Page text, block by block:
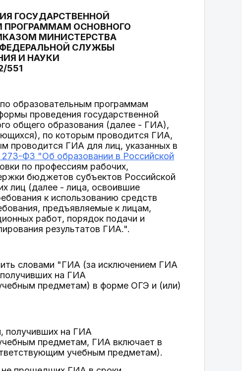
ГОСУДАРСТВЕННОЙ
ПРОГРАММАМ ОСНОВНОГО
МИНИСТЕРСТВА
СЛУЖБЫ
И НАУКИ
551
образовательным программам
проведения государственной
общего образования (далее - ГИА),
по которым проводится ГИА,
проводится ГИА для лиц, указанных в
273-ФЗ "Об образовании в Российской
по профессиям рабочих,
бюджетов субъектов Российской
лиц (далее - лица, освоившие
к использованию средств
предъявляемые к лицам,
работ, порядок подачи и
результатов ГИА.".
словами "ГИА (за исключением ГИА
на ГИА
предметам) в форме ОГЭ и (или)
получивших на ГИА
предметам, ГИА включает в
учебным предметам).